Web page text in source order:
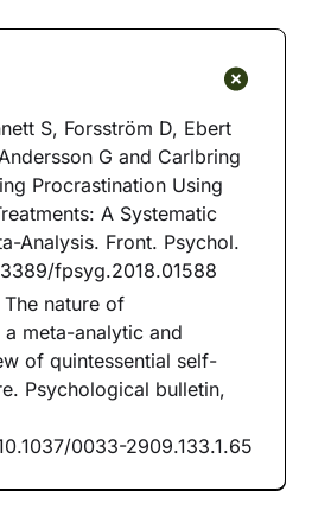
S, Forsström D, Ebert
G and Carlbring
Procrastination Using
A Systematic
Analysis. Front. Psychol.
fpsyg.2018.01588
nature of
meta-analytic and
of quintessential self-
Psychological bulletin,
0033-2909.133.1.65